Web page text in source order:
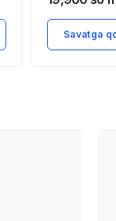
Savatga